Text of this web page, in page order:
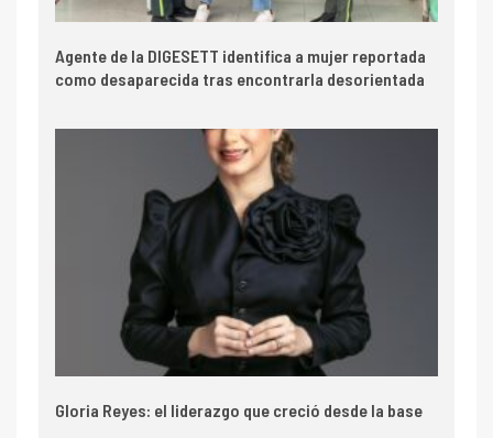
Agente de la DIGESETT identifica a mujer reportada
como desaparecida tras encontrarla desorientada
Gloria Reyes: el liderazgo que creció desde la base